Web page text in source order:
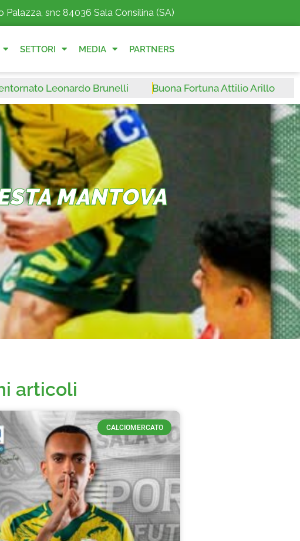
Palazza, snc 84036 Sala Consilina (SA)
SETTORI MEDIA PARTNERS
Leonardo Brunelli Buona Fortuna Attilio Arillo
MANTOVA
articoli
CALCIOMERCATO